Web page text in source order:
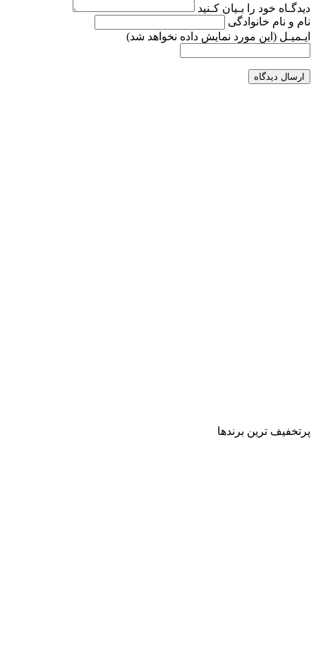
دیدگـاه خود را بـیان کـنید
نام و نام خانوادگی
ایـمیـل (این مورد نمایش داده نخواهد شد)
ارسال دیدگاه
پرتخفیف ترین برندها